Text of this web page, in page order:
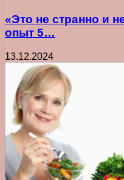
«Это не странно и
опыт 5…
13.12.2024